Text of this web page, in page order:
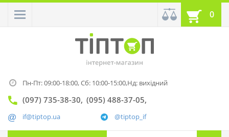
0
Пн-Пт: 09:00-18:00,Сб: 10:00-15:00,Нд: вихідний
(097) 735-38-30 (095) 488-37-05
@tiptop_if
if@tiptop.ua